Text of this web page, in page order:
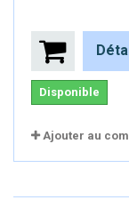
Disponible
Ajouter au